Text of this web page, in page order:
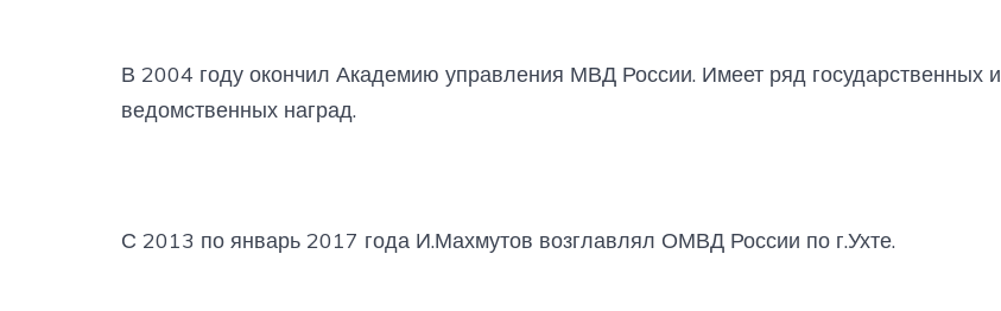
В 2004 году окончил Академию управления МВД России. Имеет ряд государственных и
ведомственных наград.
С 2013 по январь 2017 года И.Махмутов возглавлял ОМВД России по г.Ухте.